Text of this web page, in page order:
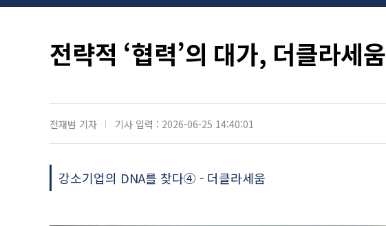
전략적 ‘협력’의 대가, 더클라세움
전재범 기자 기사 입력 : 2026-06-25 14:40:01
강소기업의 DNA를 찾다④ - 더클라세움